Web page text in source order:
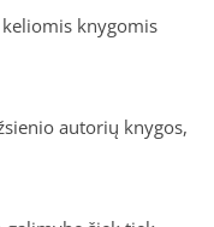
knygomis
autorių knygos,